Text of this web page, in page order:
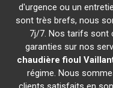
d'urgence ou un
sont très brefs, nous
7j/7. Nos tarifs
garanties sur nos
chaudière fioul
régime. Nous